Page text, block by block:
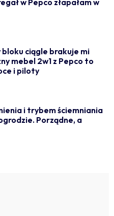
ciągle brakuje mi
mebel 2w1 z Pepco to
i piloty
i trybem ściemniania
Porządne, a